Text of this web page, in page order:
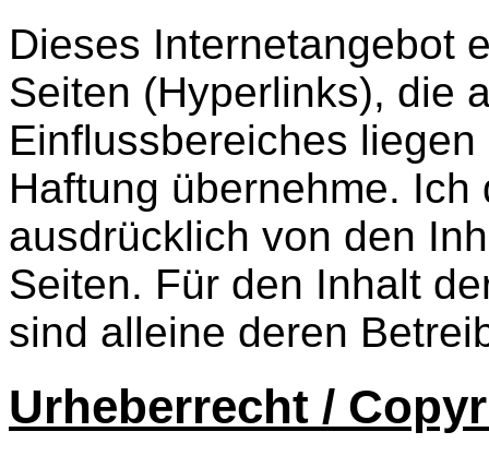
Dieses Internetangebot
Seiten (Hyperlinks), die
Einflussbereiches
Haftung übernehme.
ausdrücklich von den
Seiten. Für den Inhalt
sind alleine deren
Urheberrecht /